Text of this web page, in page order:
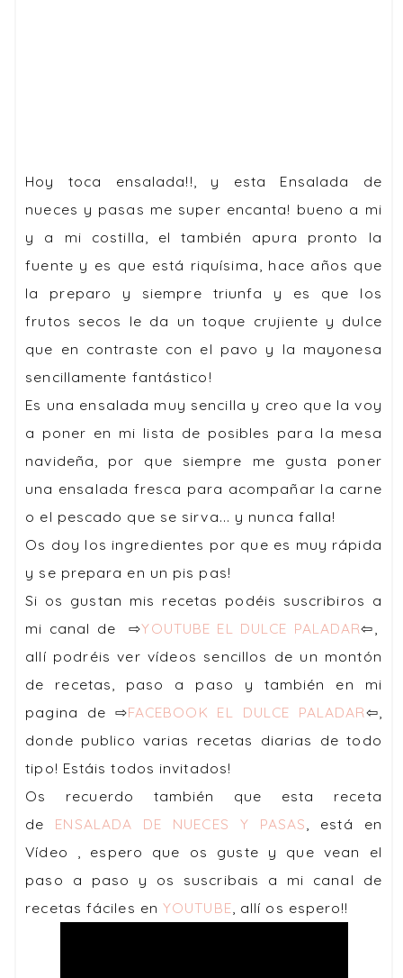
Hoy toca ensalada!!, y esta Ensalada de
nueces y pasas me super encanta! bueno a mi
y a mi costilla, el también apura pronto la
fuente y es que está riquísima, hace años que
la preparo y siempre triunfa y es que los
frutos secos le da un toque crujiente y dulce
que en contraste con el pavo y la mayonesa
sencillamente fantástico!
Es una ensalada muy sencilla y creo que la voy
a poner en mi lista de posibles para la mesa
navideña, por que siempre me gusta poner
una ensalada fresca para acompañar la carne
o el pescado que se sirva... y nunca falla!
Os doy los ingredientes por que es muy rápida
y se prepara en un pis pas!
Si os gustan mis recetas podéis suscribiros a
mi canal de ⇨YOUTUBE EL DULCE PALADAR⇦,
allí podréis ver vídeos sencillos de un montón
de recetas, paso a paso y también en mi
pagina de ⇨FACEBOOK EL DULCE PALADAR⇦,
donde publico varias recetas diarias de todo
tipo! Estáis todos invitados!
Os recuerdo también que esta receta
de ENSALADA DE NUECES Y PASAS
, está en
Vídeo , espero que os guste y que vean el
paso a paso y os suscribais a mi canal de
recetas fáciles enYOUTUBE , allí os espero!!